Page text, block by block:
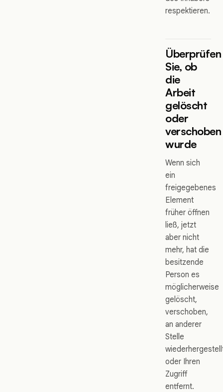
respektieren.
Überprüfen
Sie, ob
die
Arbeit
gelöscht
oder
verschoben
wurde
Wenn sich
ein
freigegebenes
Element
früher öffnen
ließ, jetzt
aber nicht
mehr, hat die
besitzende
Person es
möglicherweise
gelöscht,
verschoben,
an anderer
Stelle
oder Ihren
Zugriff
entfernt.